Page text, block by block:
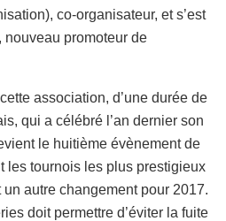
co-organisateur, et s’est
nouveau promoteur de
association, d’une durée de
qui a célébré l’an dernier son
le huitième évènement de
les tournois les plus prestigieux
un autre changement pour 2017.
doit permettre d’éviter la fuite